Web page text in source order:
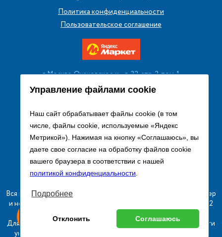
Управление файлами cookie
Наш сайт обрабатывает файлы cookie (в том
числе, файлы cookie, используемые «Яндекс
Метрикой»). Нажимая на кнопку «Соглашаюсь», вы
даете свое согласие на обработку файлов cookie
вашего браузера в соответствии с нашей
политикой конфиденциальности.
Подробнее
Отклонить Соглашаюсь
Политика конфиденциальности
Пользовательское соглашение
г. Москва, Очаковское ш., д. 32, стр. 2, пом. 1
+7 (495) 256 08 13
Заказать звонок
sales@remtorgholod.ru
Разработка и продвижение сайта
Вся информация на сайте о товарах носит справочный характер
и не является публичной офертой в соответствии с пунктом 2
статьи 437 ГК РФ.
Для получения подробной информации о наличии и стоимости
указанных товаров и (или) услуг, пожалуйста, обращайтесь к
оборудование
Оставь заявку